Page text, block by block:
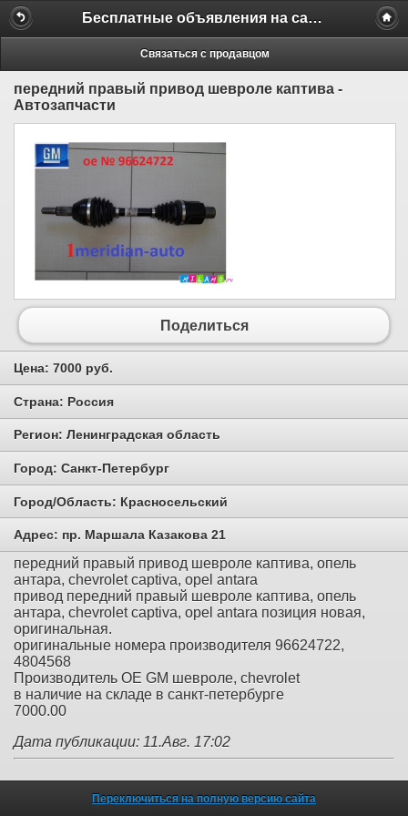
Бесплатные объявления на сайте MILAMO.ru
Связаться с продавцом
передний правый привод шевроле каптива -
Автозапчасти
Поделиться
Цена: 7000 руб.
Страна: Россия
Регион: Ленинградская область
Город: Санкт-Петербург
Город/Область: Красносельский
Адрес: пр. Маршала Казакова 21
передний правый привод шевроле каптива, опель
антара, chevrolet captiva, opel antara
привод передний правый шевроле каптива, опель
антара, chevrolet captiva, opel antara позиция новая,
оригинальная.
оригинальные номера производителя 96624722,
4804568
Производитель OE GM шевроле, chevrolet
в наличие на складе в санкт-петербурге
7000.00
Дата публикации: 11.Авг. 17:02
Переключиться на полную версию сайта